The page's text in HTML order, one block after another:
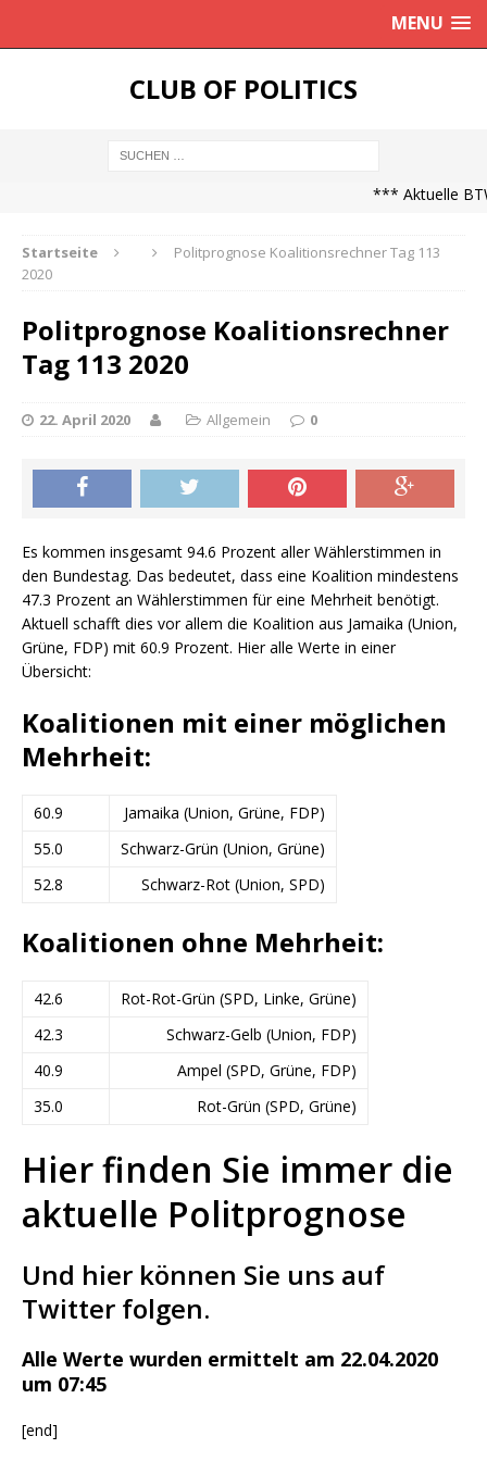
MENU
CLUB OF POLITICS
*** Aktuelle
Startseite
Politprognose Koalitionsrechner Tag 113
2020
Politprognose Koalitionsrechner
Tag 113 2020
22. April 2020 Allgemein 0
Es kommen insgesamt 94.6 Prozent aller Wählerstimmen in
den Bundestag. Das bedeutet, dass eine Koalition mindestens
47.3 Prozent an Wählerstimmen für eine Mehrheit benötigt.
Aktuell schafft dies vor allem die Koalition aus Jamaika (Union,
Grüne, FDP) mit 60.9 Prozent. Hier alle Werte in einer
Übersicht:
Koalitionen mit einer möglichen
Mehrheit:
60.9
Jamaika (Union, Grüne, FDP)
55.0
Schwarz-Grün (Union, Grüne)
52.8
Schwarz-Rot (Union, SPD)
Koalitionen ohne Mehrheit:
42.6
Rot-Rot-Grün (SPD, Linke, Grüne)
42.3
Schwarz-Gelb (Union, FDP)
40.9
Ampel (SPD, Grüne, FDP)
35.0
Rot-Grün (SPD, Grüne)
Hier finden Sie immer die
aktuelle Politprognose
Und hier können Sie uns auf
Twitter folgen.
Alle Werte wurden ermittelt am 22.04.2020
um 07:45
[end]